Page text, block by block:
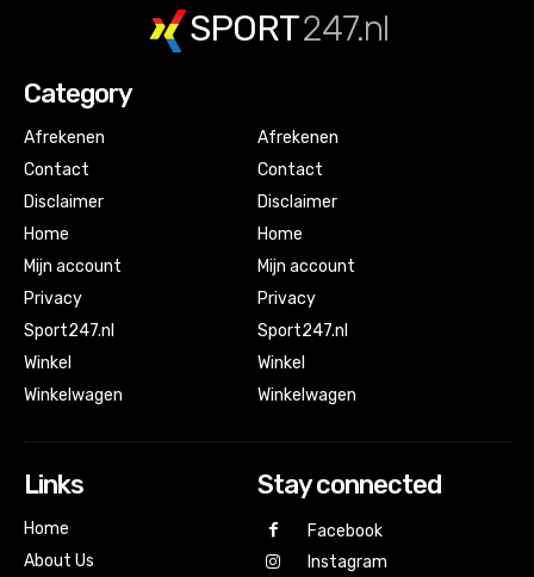
SPORT247.nl
Category
Afrekenen
Contact
Disclaimer
Home
Mijn account
Privacy
Sport247.nl
Winkel
Winkelwagen
Afrekenen
Contact
Disclaimer
Home
Mijn account
Privacy
Sport247.nl
Winkel
Winkelwagen
Links
Home
About Us
Stay connected
Facebook
Instagram